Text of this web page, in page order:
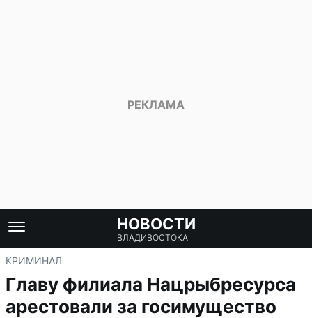
НОВОСТИ
ВЛАДИВОСТОКА
КРИМИНАЛ
Главу филиала Нацрыбресурса
арестовали за госимущество